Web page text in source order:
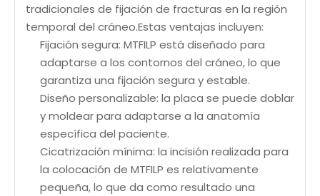
tradicionales de fijación de fracturas en la región
temporal del cráneo.Estas ventajas incluyen:
Fijación segura: MTFILP está diseñado para
adaptarse a los contornos del cráneo, lo que
garantiza una fijación segura y estable.
Diseño personalizable: la placa se puede doblar
y moldear para adaptarse a la anatomía
específica del paciente.
Cicatrización mínima: la incisión realizada para
la colocación de MTFILP es relativamente
pequeña, lo que da como resultado una